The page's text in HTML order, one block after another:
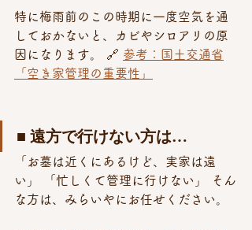
特に梅雨前のこの時期に一度空気を通
しておかないと、カビやシロアリの原
因になります。 🔗 参考：国土交通省
「空き家管理の重要性」
■ 遠方で行けない方は…
「お墓は近くにあるけど、実家は遠
い」 「忙しくて管理に行けない」 そん
な方は、みらいやにお任せください。